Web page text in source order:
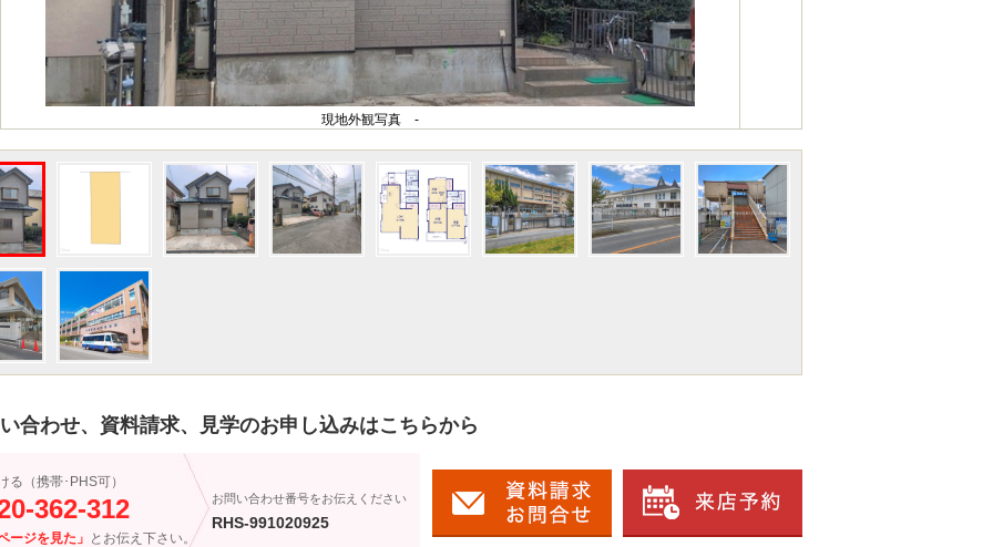
現地外観写真 -
合わせ、資料請求、見学のお申し込みはこちらから
る（携帯･PHS可）
362-312
ージを見た」 とお伝え下さい。
お問い合わせ番号をお伝えください
RHS-991020925